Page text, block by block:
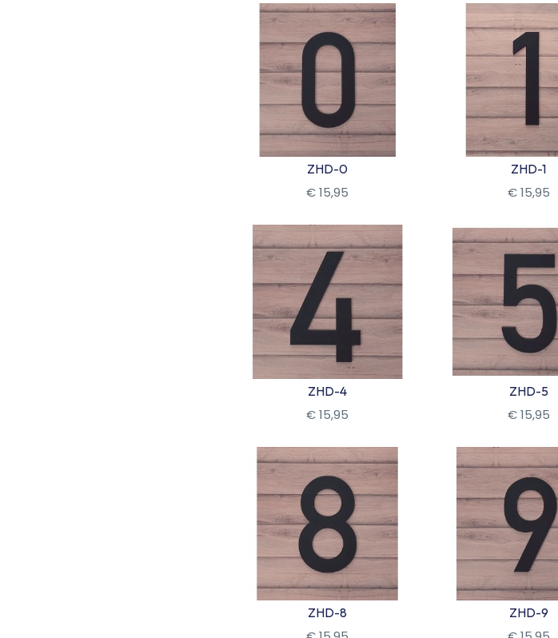
ZHD-0
€15,95
ZHD-1
€15,95
ZHD-4
€15,95
ZHD-5
€15,95
ZHD-8 ZHD-9